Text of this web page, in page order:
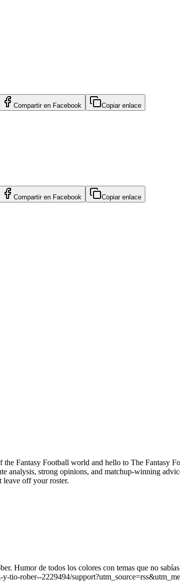
Compartir en Facebook Copiar enlace
Compartir en Facebook Copiar enlace
the Fantasy Football world and hello to The
analysis, strong opinions, and matchup-winning
leave off your roster.
Humor de todos los colores con temas que no
tio-rober--2229494/